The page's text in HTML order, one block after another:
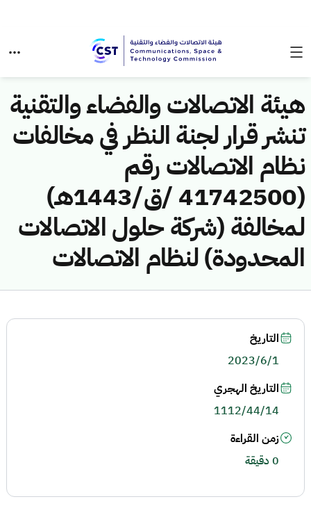
هيئة الاتصالات والفضاء والتقنية
تنشر قرار لجنة النظر في مخالفات
نظام الاتصالات رقم
(41742500 /ق/1443هـ)
لمخالفة (شركة حلول الاتصالات
المحدودة) لنظام الاتصالات
التاريخ
2023/6/1
التاريخ الهجري
1112/44/14
زمن القراءة
0 دقيقة